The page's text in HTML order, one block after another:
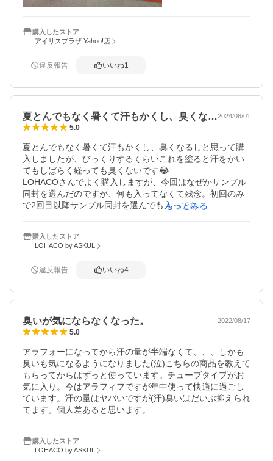
購入したストア
アイリスプラザ Yahoo!店
違反報告 いいね1
夏とんでもなく暑くて汗もかくし、臭くな…2024/08/01
5.0
夏とんでもなく暑くて汗もかくし、臭くなるしと思って購
入しましたが、びっくりするくらいこれを塗ると汗をかい
てもしばらく経っても臭くないです😂
LOHACOさんでよく購入しますが、今回はなぜかサンプル
同封を選んだのですが、何も入ってなくて残念。初回のみ
で2回目以降サンプル同封を選んでも入ってなくて残念です
もっとみる
購入したストア
LOHACO by ASKUL
違反報告 いいね4
臭いが気にならなくなった。 2022/08/17
5.0
アラフォーになってから汗の量が半端なくて、、、しかも
臭いも気になるようになりました(泣)こちらの商品を教えて
もらってからはずっと使っています。チューブタイプがお
気に入り。今はアラフィフですが年中使って快適に過ごし
ています。汗の量はヤバいですが(汗)臭いはだいぶ抑えられ
てます。個人差あると思います。
購入したストア
LOHACO by ASKUL